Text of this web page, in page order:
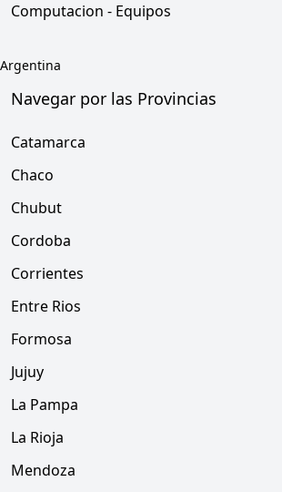
Computacion - Equipos
Argentina
Navegar por las Provincias
Catamarca
Chaco
Chubut
Cordoba
Corrientes
Entre Rios
Formosa
Jujuy
La Pampa
La Rioja
Mendoza